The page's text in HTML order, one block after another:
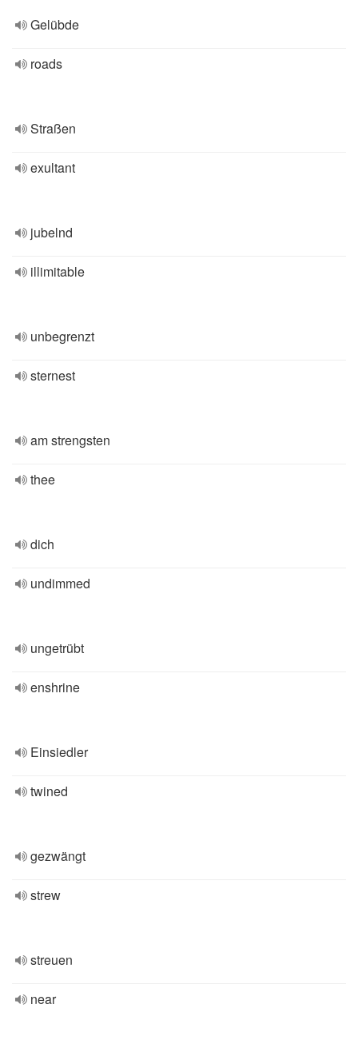
Gelübde
roads
Straßen
exultant
jubelnd
illimitable
unbegrenzt
sternest
am strengsten
thee
dich
undimmed
ungetrübt
enshrine
Einsiedler
twined
gezwängt
strew
streuen
near